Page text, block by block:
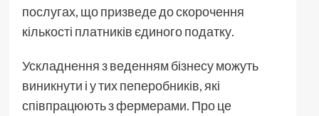
послугах, що призведе до скорочення
кількості платників єдиного податку.
Ускладнення з веденням бізнесу можуть
виникнути і у тих пеперобників, які
співпрацюють з фермерами. Про це